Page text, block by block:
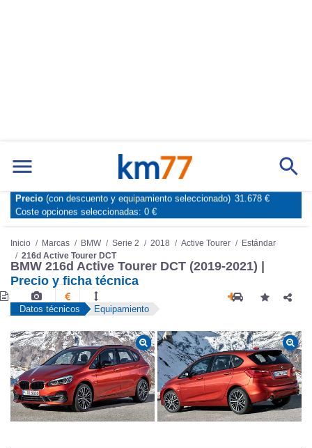
216d Active Tourer DCT
BMW 216d Active Tourer DCT (2019-2021) |
Precio y ficha técnica
(con descuento y equipamiento seleccionado)
Coste opciones seleccionadas:0 €